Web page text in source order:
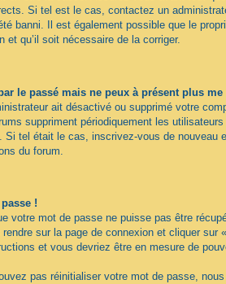
Si tel est le cas, contactez un
banni. Il est également possible que le
et qu’il soit nécessaire de la corriger.
le passé mais ne peux à présent plus
ait désactivé ou supprimé votre
suppriment périodiquement les
Si tel était le cas, inscrivez-vous de nouveau
du forum.
!
votre mot de passe ne puisse pas être
sur la page de connexion et cliquer sur
et vous devriez être en mesure de
pas réinitialiser votre mot de passe,